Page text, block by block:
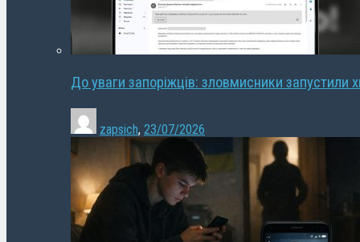
До уваги запоріжців: зловмисники запустили
zapsich, 23/07/2026